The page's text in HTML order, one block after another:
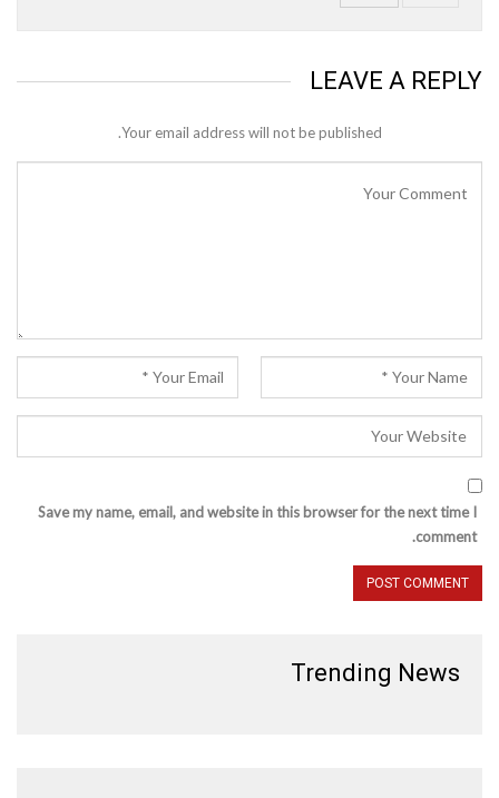
LEAVE A REPLY
Your email address will not be published.
Save my name, email, and website in this browser for the next time I
comment.
Trending News